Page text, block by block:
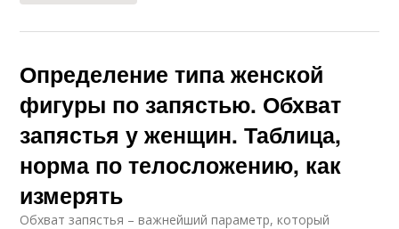
Определение типа женской
фигуры по запястью. Обхват
запястья у женщин. Таблица,
норма по телосложению, как
измерять
Обхват запястья – важнейший параметр, который